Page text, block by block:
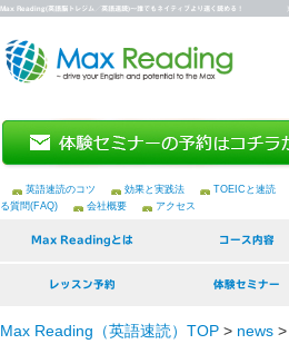
Max Reading(英語脳トレジム／英語速読)～誰でもネイティブより速く読める！
英語速読のコツ 効果と実践法 TOEICと速読
る質問(FAQ)
会社概要 アクセス
Max Readingとは コース内容
レッスン予約 体験セミナー
Max Reading（英語速読）TOP > news >